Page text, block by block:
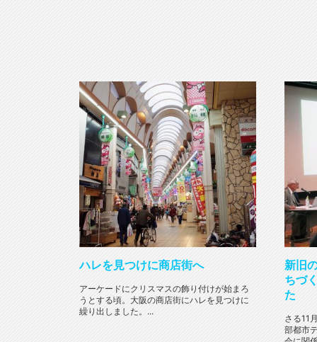
ハレを見つけに商店街へ
アーケードにクリスマスの飾り付けが始まろ
うとする頃。大阪の商店街にハレを見つけに
繰り出しました。...
新旧
ちづ
た
さる11
部都市